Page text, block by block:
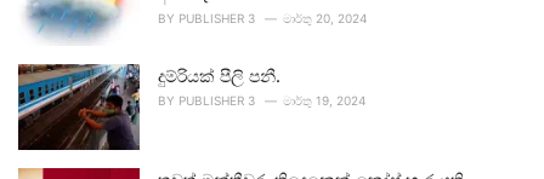
BY PUBLISHER 3 මාර්තු 20, 2024
දුම්රියක් පීලි පනී.
BY PUBLISHER 3 මාර්තු 19, 2024